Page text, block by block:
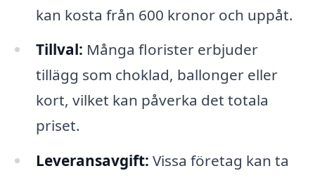
kan kosta från 600 kronor och uppåt.
Tillval: Många florister erbjuder
tillägg som choklad, ballonger eller
kort, vilket kan påverka det totala
priset.
Leveransavgift: Vissa företag kan ta